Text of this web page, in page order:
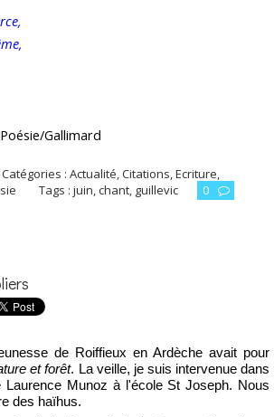
Gallimard
Catégories :Actualité,Citations,Ecriture,
Tags : juin,chant, guillevic 0
de Roiffieux en Ardèche avait pour
et forêt. La veille, je suis intervenue dans
Munoz à l'école St Joseph. Nous
des haïhus.